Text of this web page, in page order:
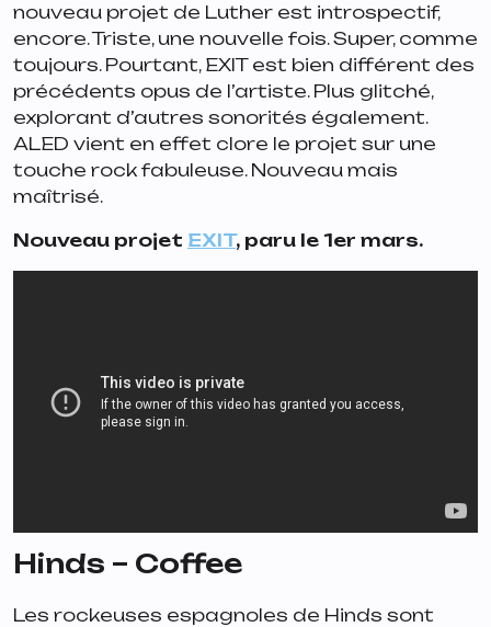
nouveau projet de Luther est introspectif,
encore. Triste, une nouvelle fois. Super, comme
toujours. Pourtant, EXIT est bien différent des
précédents opus de l’artiste. Plus glitché,
explorant d’autres sonorités également.
ALED vient en effet clore le projet sur une
touche rock fabuleuse. Nouveau mais
maîtrisé.
Nouveau projet EXIT, paru le 1er mars.
Hinds – Coffee
Les rockeuses espagnoles de Hinds sont